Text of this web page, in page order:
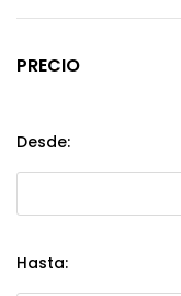
PRECIO
Desde:
Hasta: